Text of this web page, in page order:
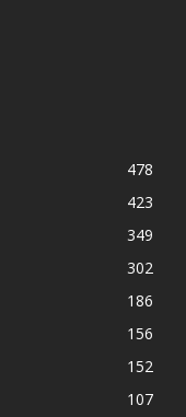
478
423
349
302
186
156
152
107